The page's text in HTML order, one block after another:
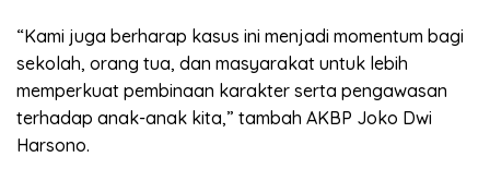
“Kami juga berharap kasus ini menjadi momentum bagi
sekolah, orang tua, dan masyarakat untuk lebih
memperkuat pembinaan karakter serta pengawasan
terhadap anak-anak kita,” tambah AKBP Joko Dwi
Harsono.